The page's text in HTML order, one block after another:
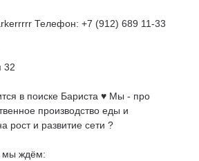
Телефон: +7 (912) 689 11-33
32
в поиске Бариста ♥️ Мы - про
производство еды и
рост и развитие сети ?
мы ждём: